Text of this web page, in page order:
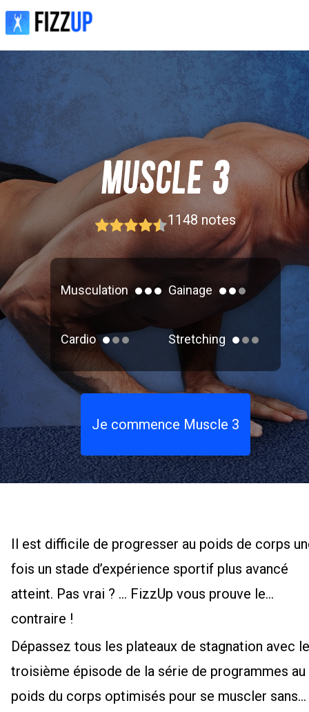
1148 notes
Musculation Gainage
Cardio Stretching
Je commence Muscle 3
Il est difficile de progresser au poids de corps
fois un stade d’expérience sportif plus avancé
atteint. Pas vrai ? ... FizzUp vous prouve le
contraire !
Dépassez tous les plateaux de stagnation avec le
troisième épisode de la série de programmes au
poids du corps optimisés pour se muscler sans